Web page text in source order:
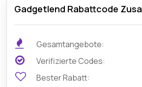
Gadgetlend Rabattcode
Gesamtangebote:
Verifizierte Codes:
Bester Rabatt: